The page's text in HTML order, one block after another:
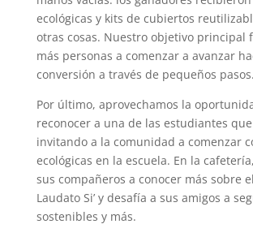
ecológicas y kits de cubiertos
otras cosas. Nuestro objetivo principal
más personas a comenzar a avanzar
conversión a través de pequeños pasos.
Por último, aprovechamos la
reconocer a una de las estudiantes
invitando a la comunidad a comenzar
ecológicas en la escuela. En la
sus compañeros a conocer más sobre
Laudato Si’ y desafía a sus amigos a
sostenibles y más.